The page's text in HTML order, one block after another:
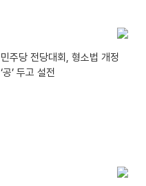
민주당 전당대회, 형소법 개정
‘공’ 두고 설전